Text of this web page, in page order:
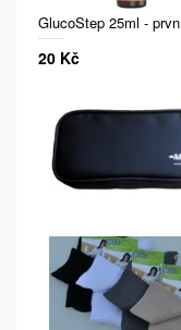
GlucoStep 25ml -
20 Kč